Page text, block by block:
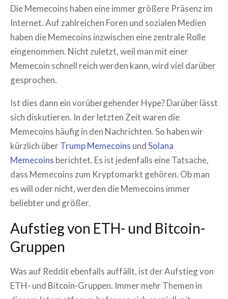
Die Memecoins haben eine immer größere Präsenz im
Internet. Auf zahlreichen Foren und sozialen Medien
haben die Memecoins inzwischen eine zentrale Rolle
eingenommen. Nicht zuletzt, weil man mit einer
Memecoin schnell reich werden kann, wird viel darüber
gesprochen.
Ist dies dann ein vorübergehender Hype? Darüber lässt
sich diskutieren. In der letzten Zeit waren die
Memecoins häufig in den Nachrichten. So haben wir
kürzlich überTrump Memecoins undSolana
Memecoins berichtet. Es ist jedenfalls eine Tatsache,
dass Memecoins zum Kryptomarkt gehören. Ob man
es will oder nicht, werden die Memecoins immer
beliebter und größer.
Aufstieg von ETH- und Bitcoin-
Gruppen
Was auf Reddit ebenfalls auffällt, ist der Aufstieg von
ETH- und Bitcoin-Gruppen. Immer mehr Themen in